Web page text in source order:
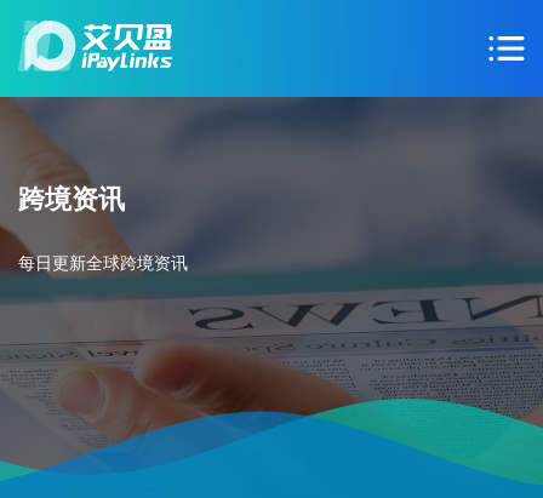
跨境资讯
每日更新全球跨境资讯